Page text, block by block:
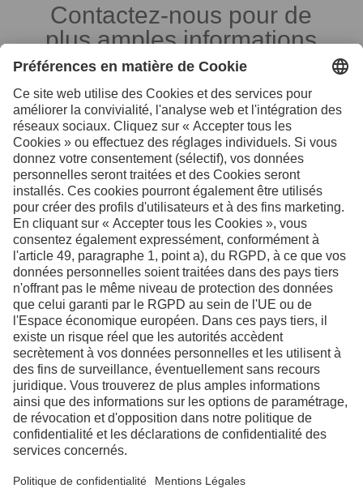
Contactez-nous pour de
plus amples informations
Vos interlocuteurs en Suisse
Facebook
Instagram
LinkedIn